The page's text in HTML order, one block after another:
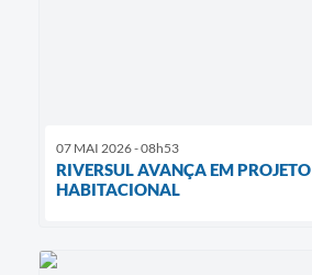
07 MAI 2026 - 08h53
RIVERSUL AVANÇA EM PROJETO
HABITACIONAL